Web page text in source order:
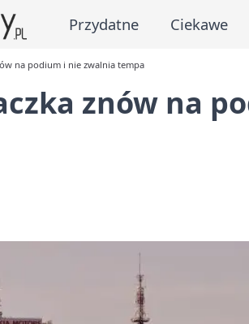
Przydatne Ciekawe
na podium i nie zwalnia tempa
znów na